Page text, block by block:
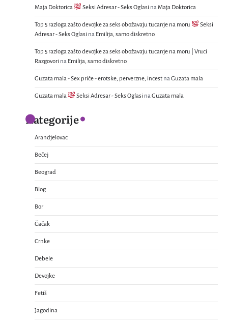
Maja Doktorica Seksi Adresar - Seks Oglasi naMaja Doktorica
Top 5 razloga zašto devojke za seks obožavaju tucanje na moru
Seksi
Adresar - Seks Oglasi na Emilija, samo diskretno
Top 5 razloga zašto devojke za seks obožavaju tucanje na moru | Vruci
Razgovori na Emilija, samo diskretno
Guzata mala - Sex priče - erotske, perverzne, incest naGuzata mala
Guzata mala Seksi Adresar - Seks Oglasi naGuzata mala
Kategorije
Arandjelovac
Bečej
Beograd
Blog
Bor
Čačak
Crnke
Debele
Devojke
Fetiš
Jagodina